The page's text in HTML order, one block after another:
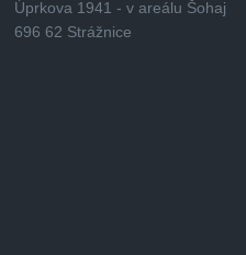
Úprkova 1941 - v areálu Šohaj
696 62 Strážnice